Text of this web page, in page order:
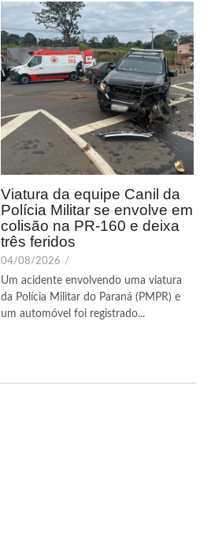
Viatura da equipe Canil da
Polícia Militar se envolve em
colisão na PR-160 e deixa
três feridos
04/08/2026 /
Um acidente envolvendo uma viatura
da Polícia Militar do Paraná (PMPR) e
um automóvel foi registrado...